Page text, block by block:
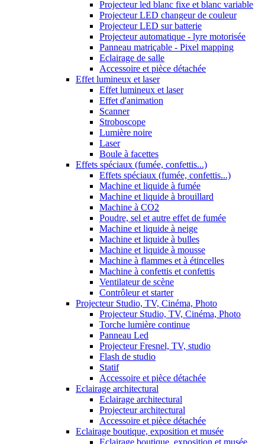
Projecteur led blanc fixe et blanc variable
Projecteur LED changeur de couleur
Projecteur LED sur batterie
Projecteur automatique - lyre motorisée
Panneau matriçable - Pixel mapping
Eclairage de salle
Accessoire et pièce détachée
Effet lumineux et laser
Effet lumineux et laser
Effet d'animation
Scanner
Stroboscope
Lumière noire
Laser
Boule à facettes
Effets spéciaux (fumée, confettis...)
Effets spéciaux (fumée, confettis...)
Machine et liquide à fumée
Machine et liquide à brouillard
Machine à CO2
Poudre, sel et autre effet de fumée
Machine et liquide à neige
Machine et liquide à bulles
Machine et liquide à mousse
Machine à flammes et à étincelles
Machine à confettis et confettis
Ventilateur de scène
Contrôleur et starter
Projecteur Studio, TV, Cinéma, Photo
Projecteur Studio, TV, Cinéma, Photo
Torche lumière continue
Panneau Led
Projecteur Fresnel, TV, studio
Flash de studio
Statif
Accessoire et pièce détachée
Eclairage architectural
Eclairage architectural
Projecteur architectural
Accessoire et pièce détachée
Eclairage boutique, exposition et musée
Eclairage boutique, exposition et musée